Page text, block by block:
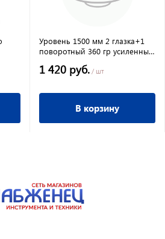
Уровень 1500 мм 2 глазка+1
поворотный 360 гр усиленный
1 420 руб. / шт
В корзину